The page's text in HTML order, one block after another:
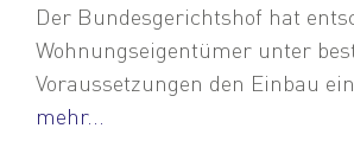
Der Bundesgerichtshof hat
Wohnungseigentümer unter
Voraussetzungen den Einbau
mehr...